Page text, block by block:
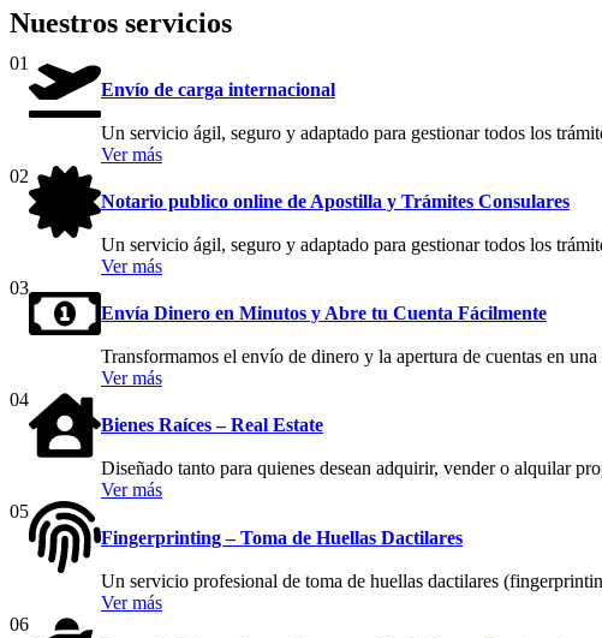
Nuestros servicios
01
Envío de carga internacional
Un servicio ágil, seguro y adaptado para gestionar todos los
Ver más
02
Notario publico online de Apostilla y Trámites Consulares
Un servicio ágil, seguro y adaptado para gestionar todos los
Ver más
03
Envía Dinero en Minutos y Abre tu Cuenta Fácilmente
Transformamos el envío de dinero y la apertura de cuentas en
Ver más
04
Bienes Raíces – Real Estate
Diseñado tanto para quienes desean adquirir, vender o alquilar
Ver más
05
Fingerprinting – Toma de Huellas Dactilares
Un servicio profesional de toma de huellas dactilares
Ver más
06